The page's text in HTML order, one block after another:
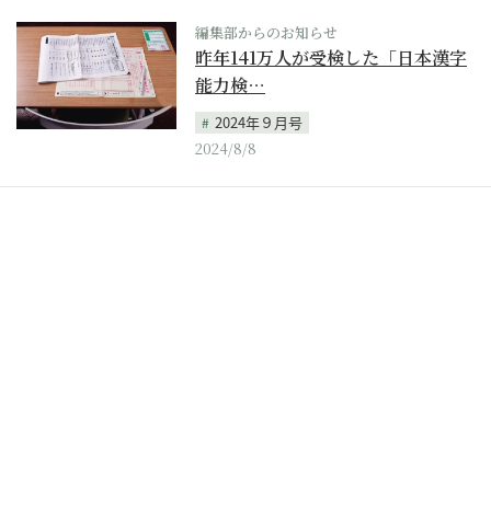
編集部からのお知らせ
昨年141万人が受検した「日本漢字
能力検…
2024年９月号
2024/8/8